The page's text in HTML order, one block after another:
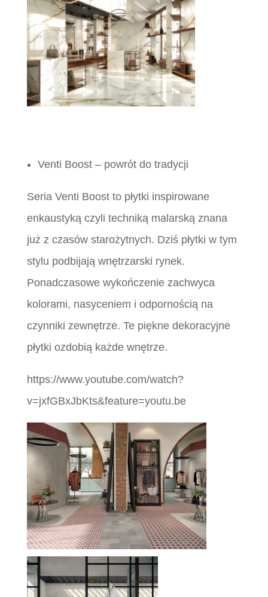
Venti Boost – powrót do tradycji
Seria Venti Boost to płytki inspirowane
enkaustyką czyli techniką malarską znana
już z czasów starożytnych. Dziś płytki w tym
stylu podbijają wnętrzarski rynek.
Ponadczasowe wykończenie zachwyca
kolorami, nasyceniem i odpornością na
czynniki zewnętrze. Te piękne dekoracyjne
płytki ozdobią każde wnętrze.
https://www.youtube.com/watch?
v=jxfGBxJbKts&feature=youtu.be